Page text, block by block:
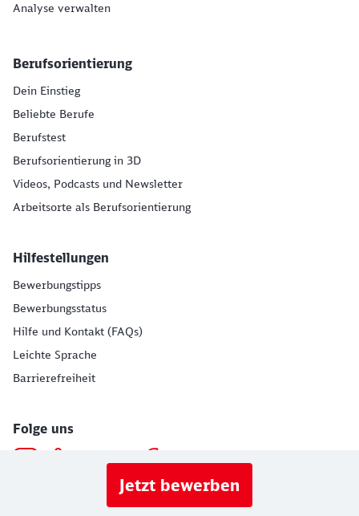
Jetzt bewerben
Analyse verwalten
Berufsorientierung
Dein Einstieg
Beliebte Berufe
Berufstest
Berufsorientierung in 3D
Videos, Podcasts und Newsletter
Arbeitsorte als Berufsorientierung
Hilfestellungen
Bewerbungstipps
Bewerbungsstatus
Hilfe und Kontakt (FAQs)
Leichte Sprache
Barrierefreiheit
Folge uns